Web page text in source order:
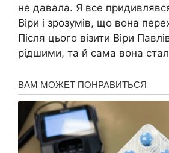
не давала. Я все
Віри і зрозумів, що вона
Після цього візити Віри
рідшими, та й сама вона